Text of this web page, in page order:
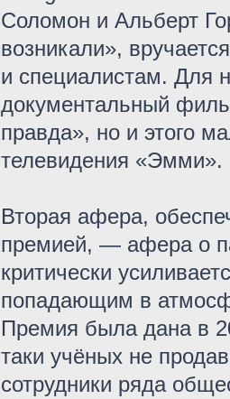
Соломон и Альберт
возникали»,
и специалистам. Для
документальный
правда», но и этого
телевидения «Эмми».
Вторая афера,
премией, — афера о
критически
попадающим в
Премия была дана в
таки учёных не
сотрудники ряда